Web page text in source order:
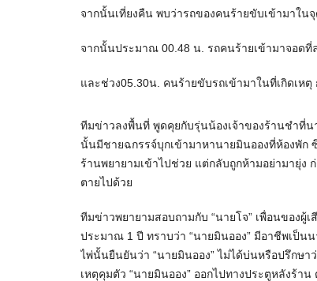
จากนั้นเที่ยงคืน พบว่ารถของคนร้ายขับเข้ามาใน
จากนั้นประมาณ 00.48 น. รถคนร้ายเข้ามาจอด
และช่วง05.30น. คนร้ายขับรถเข้ามาในที่เกิดเห
ทีมข่าวลงพื้นที่ พูดคุยกับรุ่นน้องเจ้าของร้านชำที่น
นั้นมีชายฉกรรจ์บุกเข้ามาหานายมินอองที่ห้องพัก
ร้านพยายามเข้าไปช่วย แต่กลับถูกห้ามอย่ามายุ่ง
ตายไปด้วย
ทีมข่าวพยายามสอบถามกับ “นายโจ” เพื่อนของผู้
ประมาณ 1 ปี ทราบว่า “นายมินออง” มีอาชีพเป็น
ไพ่นั้นยืนยันว่า “นายมินออง” ไม่ได้บ่นหรือปรึกษ
เหตุคุมตัว “นายมินออง” ออกไปทางประตูหลังร้า